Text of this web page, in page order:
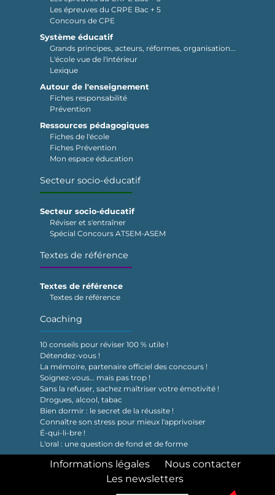
Les épreuves du CRPE Bac + 5
Concours de CPE
Système éducatif
Grands principes, acteurs, réformes, organisation...
L'école vue de l'intérieur
Lexique
Autour de l'enseignement
Fiches responsabilité
Prévention
Ressources pédagogiques
Fiches de l'école
Fiches Prévention
Mon espace éducation
Secteur socio-éducatif
Secteur socio-éducatif
Réviser et s'entraîner
Spécial Concours ATSEM-ASEM
Textes de référence
Textes de référence
Textes de référence
Coaching
10 conseils pour réviser 100 % utile !
Détendez-vous !
La mémoire, partenaire officiel des concours !
Soignez-vous… mais pas trop !
Sans la refuser, sachez maîtriser votre émotivité !
Drogues, alcool, tabac
Bien dormir : le secret de la réussite !
Connaître son stress pour mieux l'apprivoiser
É-qui-li-bre !
L'oral : une question de fond et de forme
Informations légales
Nous contacter
Les newsletters